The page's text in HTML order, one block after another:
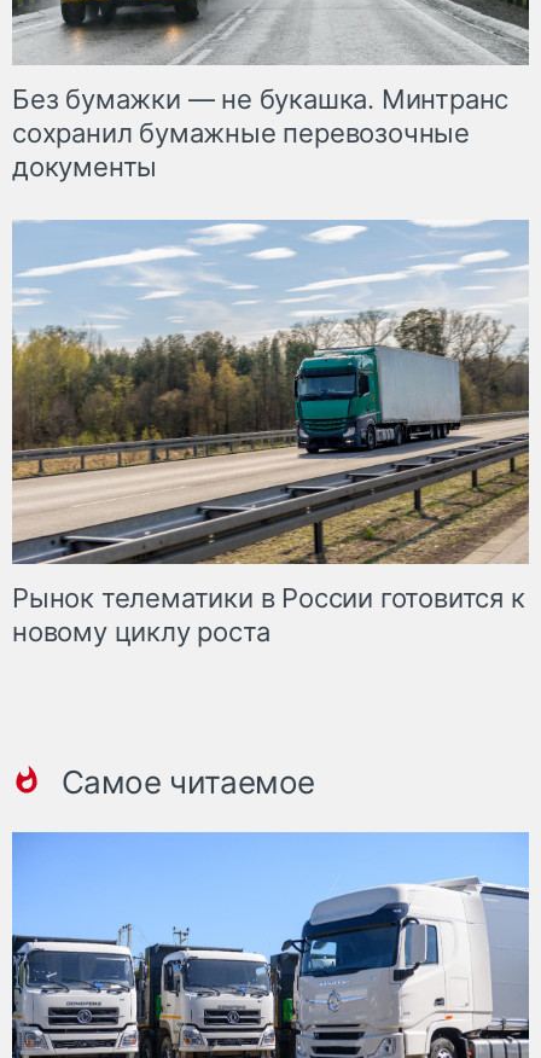
Без бумажки — не букашка. Минтранс
сохранил бумажные перевозочные
документы
Рынок телематики в России готовится к
новому циклу роста
Самое читаемое